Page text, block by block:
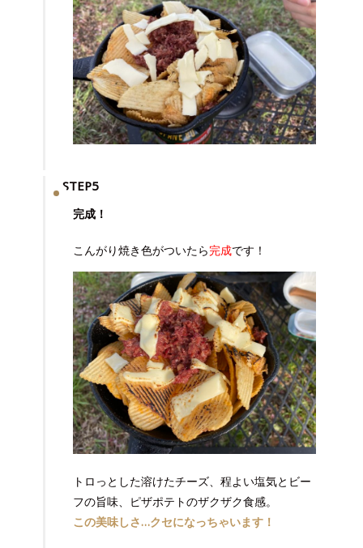
STEP5
完成！
こんがり焼き色がついたら完成です！
トロっとした溶けたチーズ、程よい塩気とビー
フの旨味、ピザポテトのザクザク食感。
この美味しさ…クセになっちゃいます！